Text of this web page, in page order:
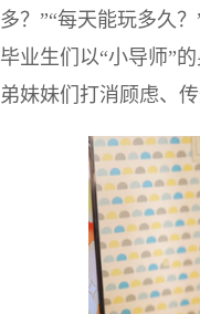
多？”“每天能玩多久
毕业生们以“小导师”
弟妹妹们打消顾虑、传